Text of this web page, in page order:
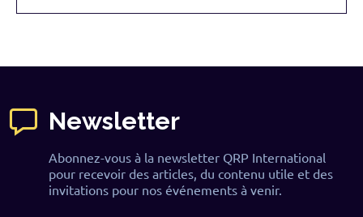
Newsletter
Abonnez-vous à la newsletter QRP International
pour recevoir des articles, du contenu utile et des
invitations pour nos événements à venir.